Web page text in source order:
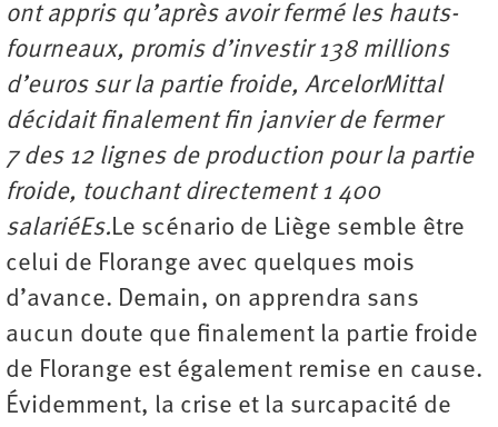
ont appris qu’après avoir fermé les hauts-
fourneaux, promis d’investir 138 millions
d’euros sur la partie froide, ArcelorMittal
décidait finalement fin janvier de fermer
7 des 12 lignes de production pour la partie
froide, touchant directement 1 400
salariéEs. Le scénario de Liège semble être
celui de Florange avec quelques mois
d’avance. Demain, on apprendra sans
aucun doute que finalement la partie froide
de Florange est également remise en cause.
Évidemment, la crise et la surcapacité de